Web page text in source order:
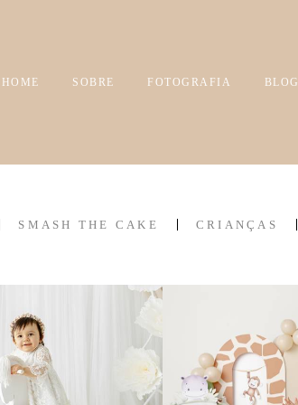
HOME SOBRE FOTOGRAFIA BLOG
SMASH THE CAKE CRIANÇAS